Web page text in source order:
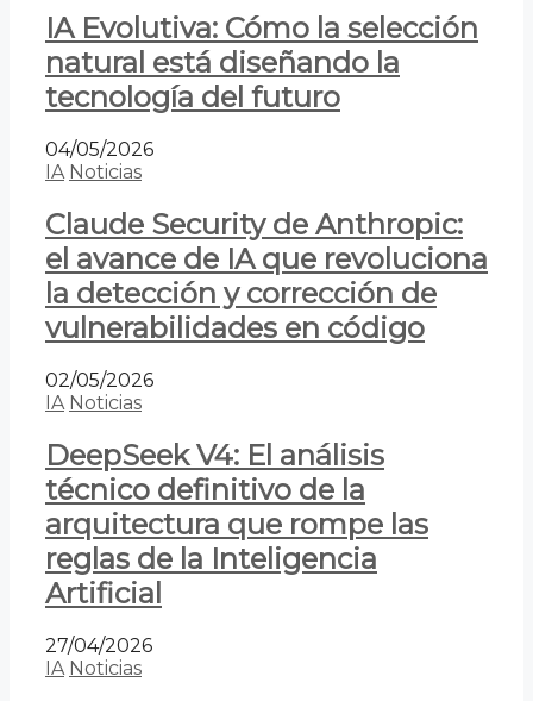
IA Evolutiva: Cómo la selección
natural está diseñando la
tecnología del futuro
04/05/2026
IA Noticias
Claude Security de Anthropic:
el avance de IA que revoluciona
la detección y corrección de
vulnerabilidades en código
02/05/2026
IA Noticias
DeepSeek V4: El análisis
técnico definitivo de la
arquitectura que rompe las
reglas de la Inteligencia
Artificial
27/04/2026
IA Noticias